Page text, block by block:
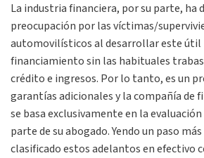
La industria financiera, por su parte, ha
preocupación por las víctimas/
automovilísticos al desarrollar este útil
financiamiento sin las habituales
crédito e ingresos. Por lo tanto, es un
garantías adicionales y la compañía de
se basa exclusivamente en la
parte de su abogado. Yendo un paso
clasificado estos adelantos en efectivo